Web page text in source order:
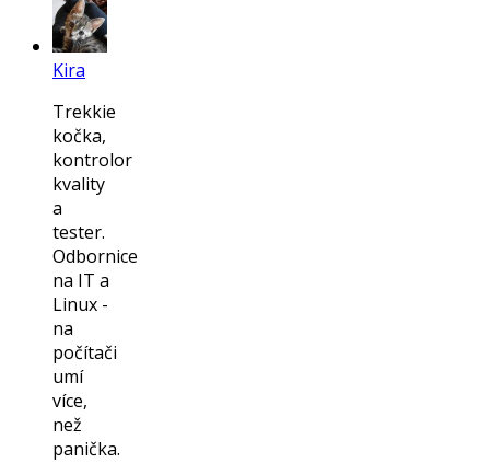
Kira
Trekkie
kočka,
kontrolor
kvality
a
tester.
Odbornice
na IT a
Linux -
na
počítači
umí
více,
než
panička.